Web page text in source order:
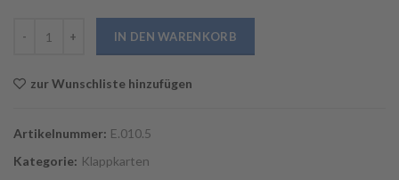
IN DEN WARENKORB
zur Wunschliste hinzufügen
Artikelnummer: E.010.5
Kategorie: Klappkarten